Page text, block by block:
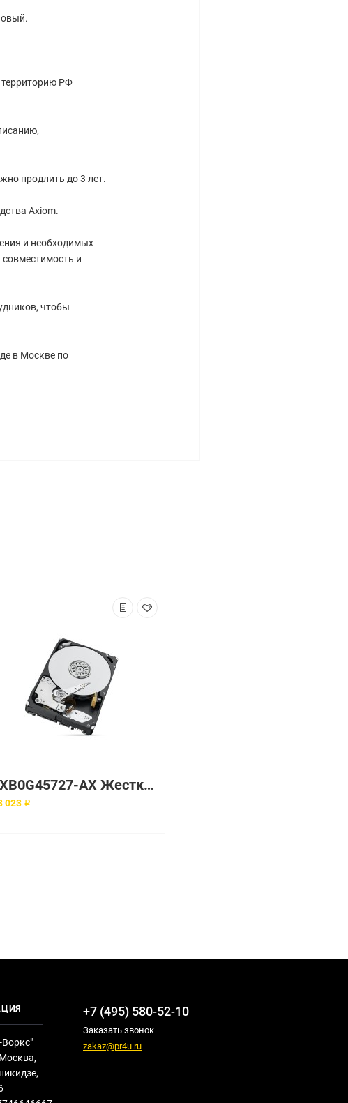
территорию РФ
продлить до 3 лет.
Axiom.
и необходимых
и
чтобы
в Москве по
4XB0G45727-AX Жесткий диск Axiom 15000 об/мин 6 Гбит/с SAS
023 ₽
+7 (495) 580-52-10
Заказать звонок
zakaz@pr4u.ru